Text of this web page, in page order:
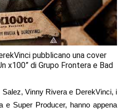
pubblicano una cover
x100” di Grupo Frontera e Bad
Vinny Rivera e DerekVinci, i
e Super Producer, hanno appena